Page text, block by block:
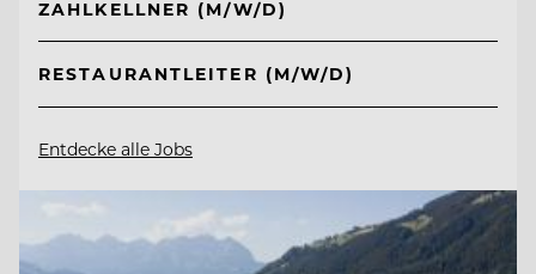
ZAHLKELLNER (M/W/D)
RESTAURANTLEITER (M/W/D)
Entdecke alle Jobs